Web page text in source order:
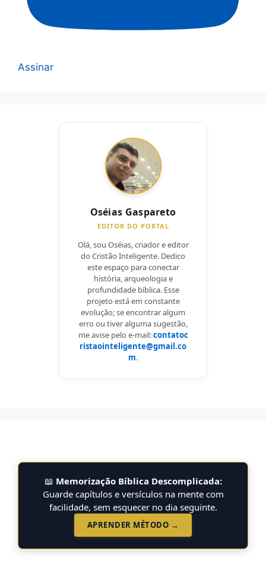
Assinar
Oséias Gaspareto
EDITOR DO PORTAL
Olá, sou Oséias, criador e editor
do Cristão Inteligente. Dedico
este espaço para conectar
história, arqueologia e
profundidade bíblica. Esse
projeto está em constante
evolução; se encontrar algum
erro ou tiver alguma sugestão,
me avise pelo e-mail:contatoc
ristaointeligente@gmail.co
m.
📖 Memorização Bíblica Descomplicada:
Guarde capítulos e versículos na mente com
facilidade, sem esquecer no dia seguinte.
APRENDER MÉTODO →